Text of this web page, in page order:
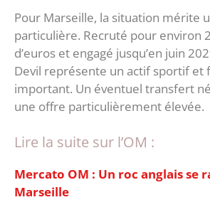
‎Pour Marseille, la situation mérite
particulière. Recruté pour environ
d’euros et engagé jusqu’en juin
Devil représente un actif sportif et
important. Un éventuel transfert
une offre particulièrement élevée.
Lire la suite sur l’OM :
Mercato OM : Un roc anglais se
Marseille